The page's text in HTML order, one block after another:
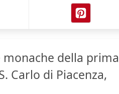
della prima
Carlo di Piacenza,